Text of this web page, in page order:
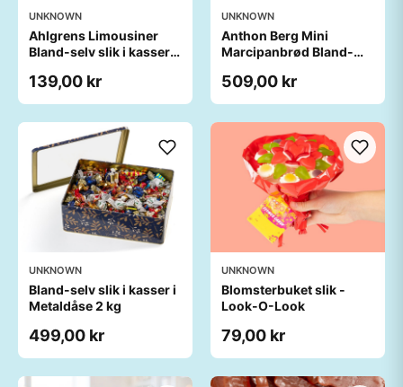
UNKNOWN
Ahlgrens Limousiner
Bland-selv slik i kasser 1
139,00 kr
UNKNOWN
Anthon Berg Mini
Marcipanbrød Bland-
509,00 kr
UNKNOWN
Bland-selv slik i kasser i
Metaldåse 2 kg
499,00 kr
UNKNOWN
Blomsterbuket slik -
Look-O-Look
79,00 kr